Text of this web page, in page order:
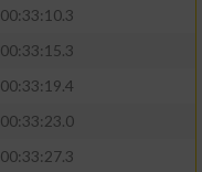
00:33:10.3
00:33:15.3
00:33:19.4
00:33:23.0
00:33:27.3